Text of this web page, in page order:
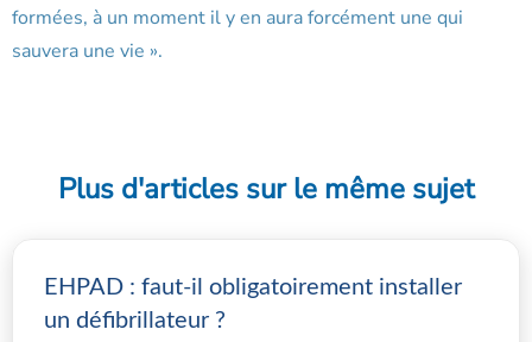
formées, à un moment il y en aura forcément une qui
sauvera une vie ».
Plus d'articles sur le même sujet
EHPAD : faut-il obligatoirement installer
un défibrillateur ?